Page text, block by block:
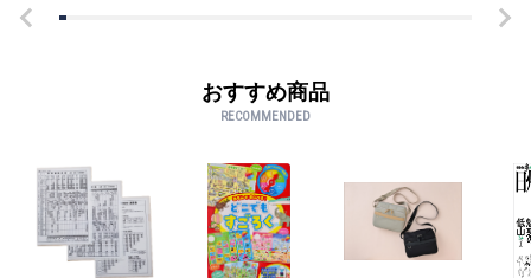
おすすめ商品
RECOMMENDED